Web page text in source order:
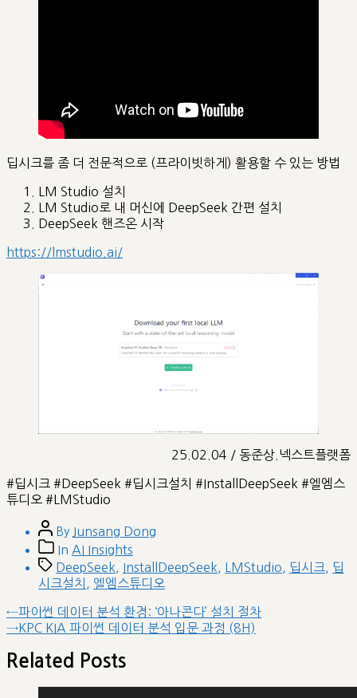
딥시크를 좀 더 전문적으로 (프라이빗하게) 활용할 수 있는 방법
LM Studio 설치
LM Studio로 내 머신에 DeepSeek 간편 설치
DeepSeek 핸즈온 시작
https://lmstudio.ai/
25.02.04 / 동준상.넥스트플랫폼
#딥시크 #DeepSeek #딥시크설치 #InstallDeepSeek #엘엠스
튜디오 #LMStudio
Post
author
By Junsang Dong
Post
categories
In AI Insights
TagsDeepSeek, InstallDeepSeek, LMStudio, 딥시크, 딥
시크설치 , 엘엠스튜디오
글
내
비
게
←Previous
post:
파이썬 데이터 분석 환경: ‘아나콘다’ 설치 절차
→Next
KPC KIA 파이썬 데이터 분석 입문 과정 (8H)
Related Posts